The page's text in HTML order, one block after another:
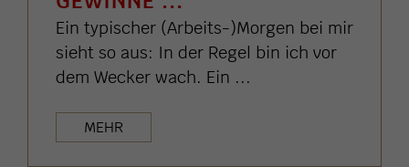
Ein typischer (Arbeits-)Morgen bei mir
sieht so aus: In der Regel bin ich vor
dem Wecker wach. Ein ...
MEHR